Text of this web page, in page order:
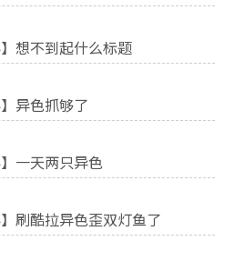
】想不到起什么标题
异色抓够了
】一天两只异色
】刷酷拉异色歪双灯鱼了